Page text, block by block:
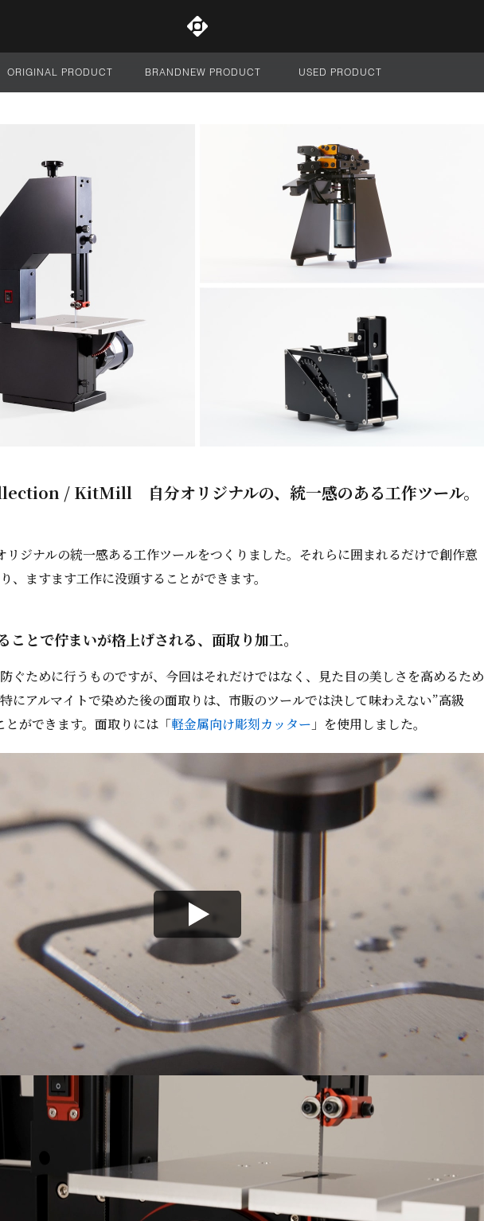
サイト全体
ORIGINAL PRODUCT BRANDNEW PRODUCT USED PRODUCT
/ KitMill 自分オリジナルの、統一感のある工作ツール。
ジナルの統一感ある工作ツールをつくりました。それらに囲まれるだけで創作意
、ますます工作に没頭することができます。
ことで佇まいが格上げされる、面取り加工。
ぐために行うものですが、今回はそれだけではなく、見た目の美しさを高めるため
にアルマイトで染めた後の面取りは、市販のツールでは決して味わえない”高級
とができます。面取りには「軽金属向け彫刻カッター 」を使用しました。
を決定づけるアルマイト
ラーを替えてアルマイトを施し、その組み合わせによってオリジナリティを高めまし
定と染色で、無機質なツールに「自分らしさ」を彩ります。